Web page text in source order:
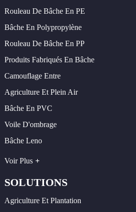
Rouleau De Bâche En PE
Bâche En Polypropylène
Rouleau De Bâche En PP
Produits Fabriqués En Bâche
Camouflage Entre
Agriculture Et Plein Air
Bâche En PVC
Voile D'ombrage
Bâche Leno
Voir Plus
SOLUTIONS
Agriculture Et Plantation